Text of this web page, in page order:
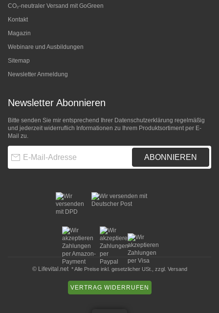
CO₂-neutraler Versand mit GoGreen
Kontakt
Magazin
Webinare und Ausbildungen
Sitemap
Newsletter Anmeldung
Newsletter Abonnieren
Bitte senden Sie mir entsprechend Ihrer Datenschutzerklärung regelmäßig
und jederzeit widerruflich Informationen zu Ihrem Produktsortiment per E-
Mail zu.
ABONNIEREN
© Lifevital.net* Alle Preise inkl. gesetzlicher USt., zzgl. Versand
VERTRAG WIDERRUFEN